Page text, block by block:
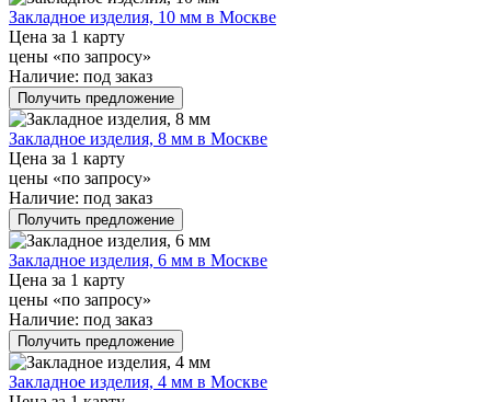
Закладное изделия, 10 мм в Москве
Цена за 1 карту
цены «по запросу»
Наличие: под заказ
Получить предложение
Закладное изделия, 8 мм в Москве
Цена за 1 карту
цены «по запросу»
Наличие: под заказ
Получить предложение
Закладное изделия, 6 мм в Москве
Цена за 1 карту
цены «по запросу»
Наличие: под заказ
Получить предложение
Закладное изделия, 4 мм в Москве